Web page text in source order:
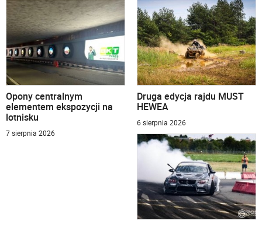
Opony centralnym
elementem ekspozycji na
lotnisku
7 sierpnia 2026
Druga edycja rajdu MUST
HEWEA
6 sierpnia 2026